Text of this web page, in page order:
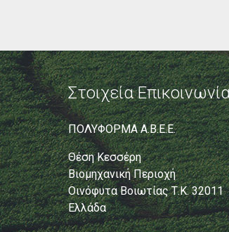
Στοιχεία
ΠΟΛΥΦΟΡΜΑ Α.Β.Ε.Ε.
Θέση Κεσσέρη
Βιομηχανική Περιοχή
Οινόφυτα Βοιωτίας Τ.Κ. 32011
Ελλάδα